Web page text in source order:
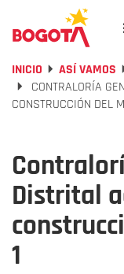
INICIO ASÍ VAMOS
CONTRALORÍA
CONSTRUCCIÓN DEL
Distrital
1